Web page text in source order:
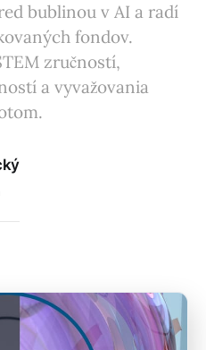
bublinou v AI a radí
fondov.
zručností,
a vyvažovania